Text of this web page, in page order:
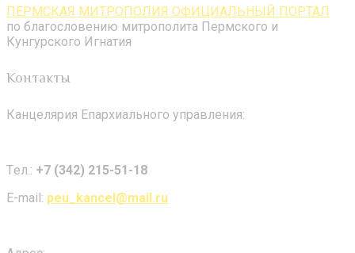
ПЕРМСКАЯ МИТРОПОЛИЯ ОФИЦИАЛЬНЫЙ ПОРТАЛ
по благословению митрополита Пермского и
Кунгурского Игнатия
Контакты
Канцелярия Епархиального управления:
Tел.: +7 (342) 215-51-18
E-mail: peu_kancel@mail.ru